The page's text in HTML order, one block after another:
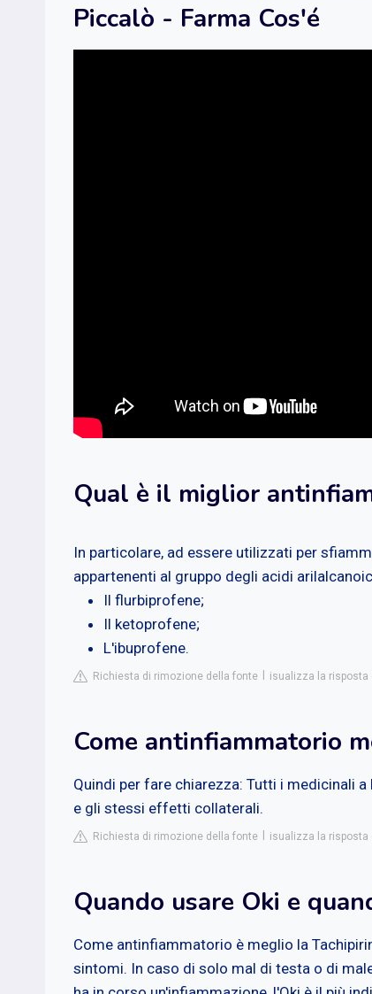
Piccalò - Farma Cos'é
Qual è il miglior
In particolare, ad essere utilizzati per
appartenenti al gruppo degli acidi
Il flurbiprofene;
Il ketoprofene;
L'ibuprofene.
Richiesta di rimozione della fonte isualizza la risposta
Come antinfiammatorio
Quindi per fare chiarezza: Tutti i medicinali a
e gli stessi effetti collaterali.
Richiesta di rimozione della fonte isualizza la
Quando usare Oki e
Come antinfiammatorio è meglio la
sintomi. In caso di solo mal di testa o di